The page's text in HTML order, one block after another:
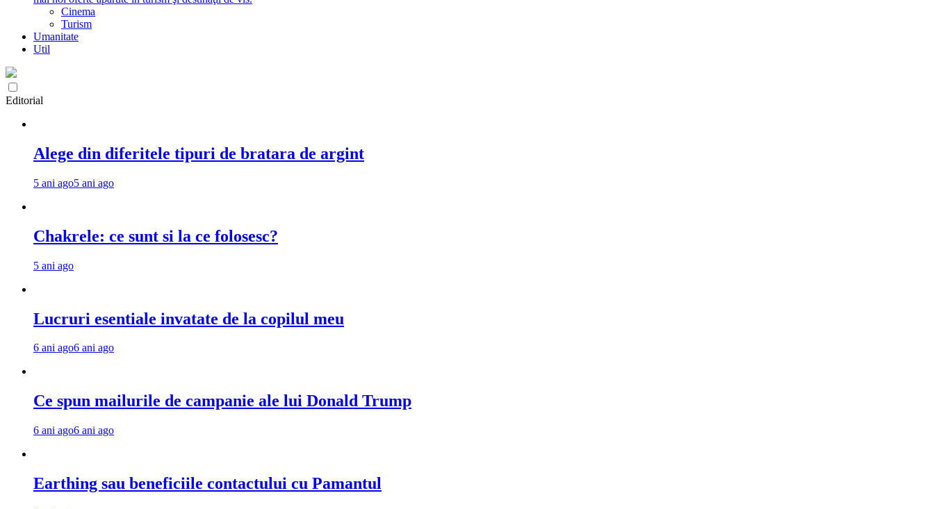
Cinema
Turism
Umanitate
Util
Editorial
Alege din diferitele tipuri de bratara de argint
5 ani ago5 ani ago
Chakrele: ce sunt si la ce folosesc?
5 ani ago
Lucruri esentiale invatate de la copilul meu
6 ani ago6 ani ago
Ce spun mailurile de campanie ale lui Donald Trump
6 ani ago6 ani ago
Earthing sau beneficiile contactului cu Pamantul